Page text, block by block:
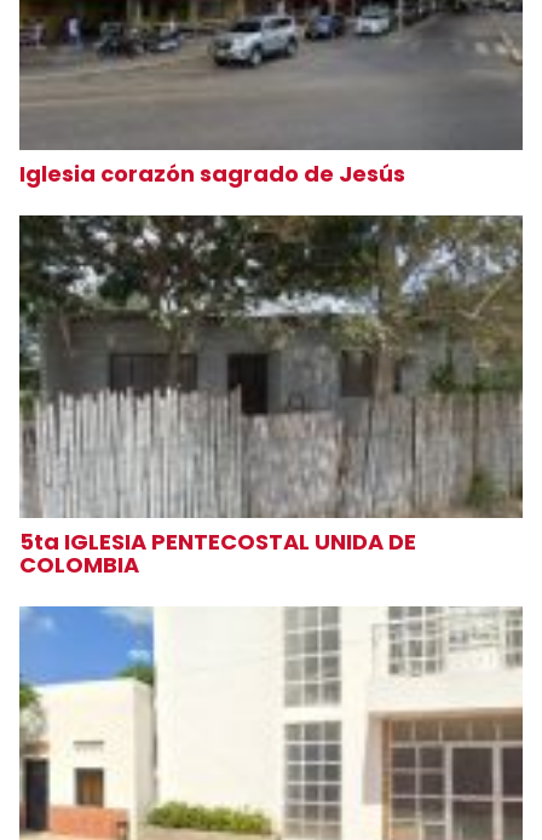
Iglesia corazón sagrado de Jesús
5ta IGLESIA PENTECOSTAL UNIDA DE
COLOMBIA